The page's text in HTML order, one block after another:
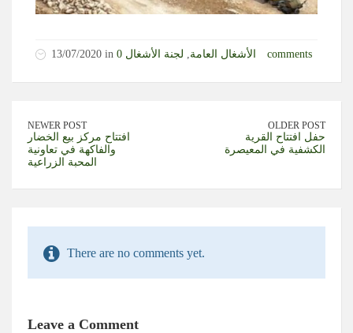
13/07/2020 in الأشغال العامة لجنة الأشغال 0 comments
NEWER POST
افتتاح مركز بيع الخضار
والفاكهة في تعاونية
المحبة الزراعية
OLDER POST
حفل افتتاح القرية
الكشفية في المعيصرة
There are no comments yet.
Leave a Comment